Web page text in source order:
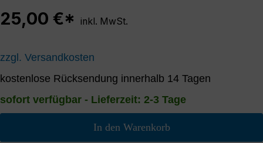
25,00 €* inkl. MwSt.
zzgl. Versandkosten
kostenlose Rücksendung innerhalb 14 Tagen
sofort verfügbar - Lieferzeit: 2-3 Tage
In den Warenkorb